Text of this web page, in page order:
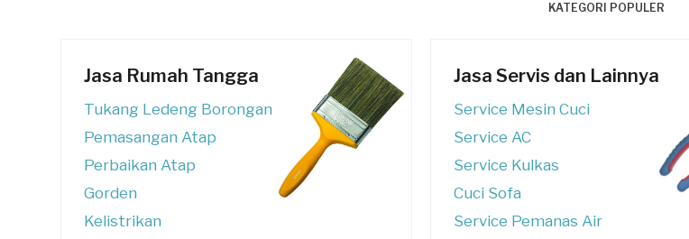
KATEGORI POPULER
Jasa Rumah Tangga
Tukang Ledeng Borongan
Pemasangan Atap
Perbaikan Atap
Gorden
Kelistrikan
Jasa Servis dan Lainnya
Service Mesin Cuci
Service AC
Service Kulkas
Cuci Sofa
Service Pemanas Air